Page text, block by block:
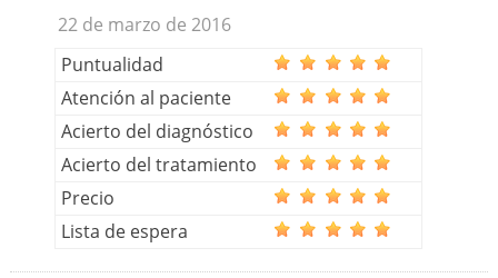
22 de marzo de 2016
Puntualidad
Atención al paciente
Acierto del diagnóstico
Acierto del tratamiento
Precio
Lista de espera